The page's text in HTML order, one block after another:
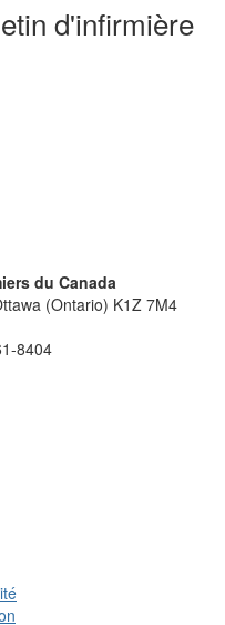
d'infirmière
du Canada
(Ontario) K1Z 7M4
8404